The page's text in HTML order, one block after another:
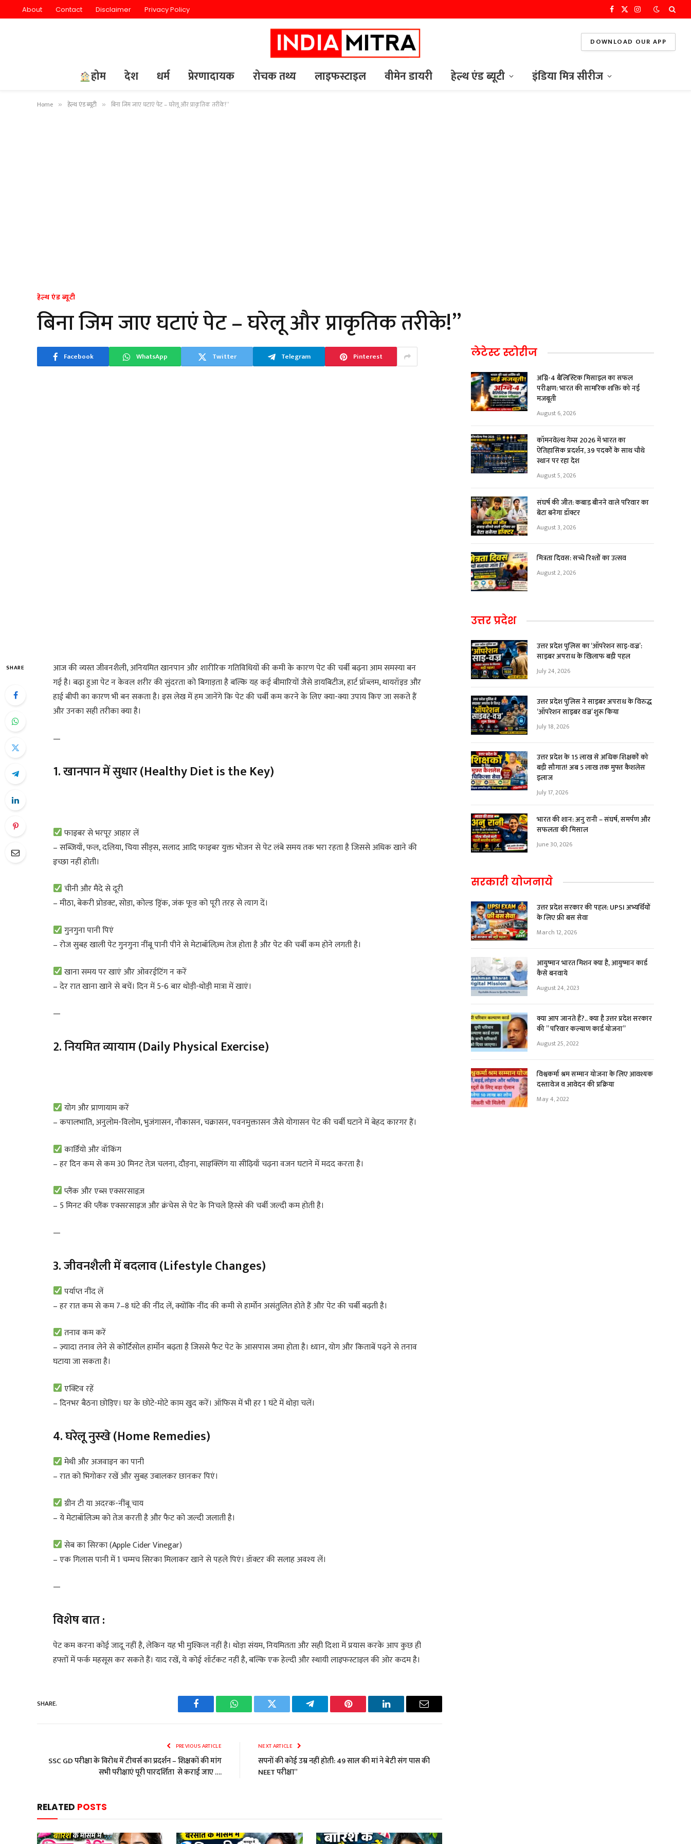
About Contact Disclaimer Privacy Policy Facebook
X
Instagram
DOWNLOAD OUR APP
होम देश धर्म प्रेरणादायक रोचक तथ्य लाइफस्टाइल वीमेन डायरी हेल्थ एंड ब्यूटी इंडिया मित्र सीरीज
Home » हेल्थ एंड ब्यूटी » बिना जिम जाए घटाएं पेट – घरेलू और प्राकृतिक तरीके!”
हेल्थ एंड ब्यूटी
बिना जिम जाए घटाएं पेट – घरेलू और प्राकृतिक तरीके!”
Facebook WhatsApp Twitter Telegram Pinterest
SHARE
आज की व्यस्त जीवनशैली, अनियमित खानपान और शारीरिक गतिविधियों की कमी के कारण पेट की चर्बी बढ़ना आम समस्या बन
गई है। बढ़ा हुआ पेट न केवल शरीर की सुंदरता को बिगाड़ता है बल्कि यह कई बीमारियों जैसे डायबिटीज, हार्ट प्रॉब्लम, थायरॉइड और
हाई बीपी का कारण भी बन सकता है। इस लेख में हम जानेंगे कि पेट की चर्बी कम करने के लिए क्या-क्या उपाय किए जा सकते हैं
और उनका सही तरीका क्या है।
—
1. खानपान में सुधार (Healthy Diet is the Key)
फाइबर से भरपूर आहार लें
– सब्जियाँ, फल, दलिया, चिया सीड्स, सलाद आदि फाइबर युक्त भोजन से पेट लंबे समय तक भरा रहता है जिससे अधिक खाने की
इच्छा नहीं होती।
चीनी और मैदे से दूरी
– मीठा, बेकरी प्रोडक्ट, सोडा, कोल्ड ड्रिंक, जंक फूड को पूरी तरह से त्याग दें।
गुनगुना पानी पिएं
– रोज सुबह खाली पेट गुनगुना नींबू पानी पीने से मेटाबॉलिज़्म तेज होता है और पेट की चर्बी कम होने लगती है।
खाना समय पर खाएं और ओवरईटिंग न करें
– देर रात खाना खाने से बचें। दिन में 5-6 बार थोड़ी-थोड़ी मात्रा में खाएं।
—
2. नियमित व्यायाम (Daily Physical Exercise)
योग और प्राणायाम करें
– कपालभाति, अनुलोम-विलोम, भुजंगासन, नौकासन, चक्रासन, पवनमुक्तासन जैसे योगासन पेट की चर्बी घटाने में बेहद कारगर हैं।
कार्डियो और वॉकिंग
– हर दिन कम से कम 30 मिनट तेज़ चलना, दौड़ना, साइक्लिंग या सीढ़ियाँ चढ़ना वजन घटाने में मदद करता है।
प्लैंक और एब्स एक्सरसाइज़
– 5 मिनट की प्लैंक एक्सरसाइज और क्रंचेस से पेट के निचले हिस्से की चर्बी जल्दी कम होती है।
—
3. जीवनशैली में बदलाव (Lifestyle Changes)
पर्याप्त नींद लें
– हर रात कम से कम 7–8 घंटे की नींद लें, क्योंकि नींद की कमी से हार्मोन असंतुलित होते हैं और पेट की चर्बी बढ़ती है।
तनाव कम करें
– ज़्यादा तनाव लेने से कोर्टिसोल हार्मोन बढ़ता है जिससे फैट पेट के आसपास जमा होता है। ध्यान, योग और किताबें पढ़ने से तनाव
घटाया जा सकता है।
एक्टिव रहें
– दिनभर बैठना छोड़िए। घर के छोटे-मोटे काम खुद करें। ऑफिस में भी हर 1 घंटे में थोड़ा चलें।
4. घरेलू नुस्खे (Home Remedies)
मेथी और अजवाइन का पानी
– रात को भिगोकर रखें और सुबह उबालकर छानकर पिएं।
ग्रीन टी या अदरक-नींबू चाय
– ये मेटाबॉलिज्म को तेज करती है और फैट को जल्दी जलाती है।
सेब का सिरका (Apple Cider Vinegar)
– एक गिलास पानी में 1 चम्मच सिरका मिलाकर खाने से पहले पिएं। डॉक्टर की सलाह अवश्य लें।
—
विशेष बात :
पेट कम करना कोई जादू नहीं है, लेकिन यह भी मुश्किल नहीं है। थोड़ा संयम, नियमितता और सही दिशा में प्रयास करके आप कुछ ही
हफ्तों में फर्क महसूस कर सकते हैं। याद रखें, ये कोई शॉर्टकट नहीं है, बल्कि एक हेल्दी और स्थायी लाइफस्टाइल की ओर कदम है।
SHARE.
Facebook WhatsAppTwitter Telegram Pinterest LinkedIn Email
PREVIOUS ARTICLE
SSC GD परीक्षा के विरोध में टीचर्स का प्रदर्शन – शिक्षकों की मांग
सभी परीक्षाएं पूरी पारदर्शिता से कराई जाए ….
NEXT ARTICLE
सपनों की कोई उम्र नहीं होती: 49 साल की मां ने बेटी संग पास की
NEET परीक्षा”
RELATED POSTS
लेटेस्ट स्टोरीज
अग्नि-4 बैलिस्टिक मिसाइल का सफल
परीक्षण: भारत की सामरिक शक्ति को नई
मजबूती
August 6, 2026
कॉमनवेल्थ गेम्स 2026 में भारत का
ऐतिहासिक प्रदर्शन, 39 पदकों के साथ चौथे
स्थान पर रहा देश
August 5, 2026
संघर्ष की जीत: कबाड़ बीनने वाले परिवार का
बेटा बनेगा डॉक्टर
August 3, 2026
मित्रता दिवस: सच्चे रिश्तों का उत्सव
August 2, 2026
उत्तर प्रदेश
उत्तर प्रदेश पुलिस का ‘ऑपरेशन साइ-वज्र’:
साइबर अपराध के खिलाफ बड़ी पहल
July 24, 2026
उत्तर प्रदेश पुलिस ने साइबर अपराध के विरुद्ध
‘ऑपरेशन साइबर वज्र’ शुरू किया
July 18, 2026
उत्तर प्रदेश के 15 लाख से अधिक शिक्षकों को
बड़ी सौगात! अब ₹5 लाख तक मुफ्त कैशलेस
इलाज
July 17, 2026
भारत की शान: अनु रानी – संघर्ष, समर्पण और
सफलता की मिसाल
June 30, 2026
सरकारी योजनाये
उत्तर प्रदेश सरकार की पहल: UPSI अभ्यर्थियों
के लिए फ्री बस सेवा
March 12, 2026
आयुष्मान भारत मिशन क्या है, आयुष्मान कार्ड
कैसे बनवाये
August 24, 2023
क्या आप जानते हैं?.. क्या है उत्तर प्रदेश सरकार
की ” परिवार कल्याण कार्ड योजना”
August 25, 2022
विश्वकर्मा श्रम सम्मान योजना के लिए आवश्यक
दस्तावेज व आवेदन की प्रक्रिया
May 4, 2022